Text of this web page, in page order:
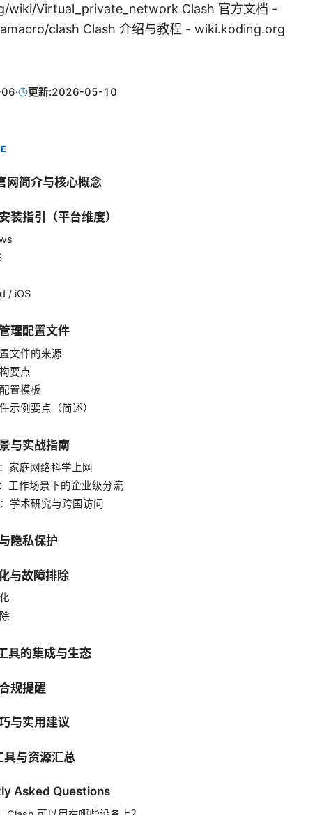
wiki/Virtual_private_network Clash 官方文档 -
clash Clash 介绍与教程 - wiki.koding.org
· 更新:2026-05-10
网简介与核心概念
装指引（平台维度）
/ iOS
理配置文件
文件的来源
要点
置模板
示例要点（简述）
与实战指南
家庭网络科学上网
工作场景下的企业级分流
学术研究与跨国访问
隐私保护
与故障排除
具的集成与生态
规提醒
与实用建议
具与资源汇总
Asked Questions